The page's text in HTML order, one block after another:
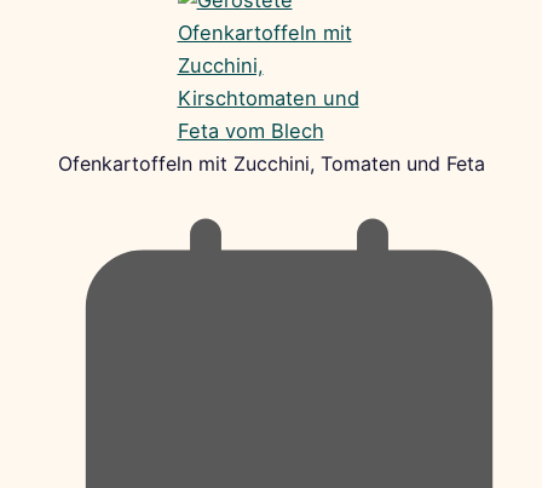
Ofenkartoffeln mit Zucchini, Tomaten und Feta